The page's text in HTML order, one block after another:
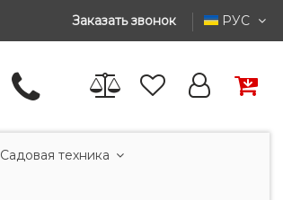
Заказать звонок РУС
Садовая техника